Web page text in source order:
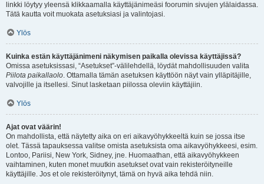
linkki löytyy yleensä klikkaamalla käyttäjänimeäsi foorumin sivujen ylälaidassa.
Tätä kautta voit muokata asetuksiasi ja valintojasi.
Ylös
Kuinka estän käyttäjänimeni näkymisen paikalla olevissa käyttäjissä?
Omissa asetuksissasi, “Asetukset”-välilehdellä, löydät mahdollisuuden valita
Piilota paikallaolo. Ottamalla tämän asetuksen käyttöön näyt vain ylläpitäjille,
valvojille ja itsellesi. Sinut lasketaan piilossa oleviin käyttäjiin.
Ylös
Ajat ovat väärin!
On mahdollista, että näytetty aika on eri aikavyöhykkeeltä kuin se jossa itse
olet. Tässä tapauksessa valitse omista asetuksista oma aikavyöhykkeesi, esim.
Lontoo, Pariisi, New York, Sidney, jne. Huomaathan, että aikavyöhykkeen
vaihtaminen, kuten monet muutkin asetukset ovat vain rekisteröityneille
käyttäjille. Jos et ole rekisteröitynyt, tämä on hyvä aika tehdä niin.